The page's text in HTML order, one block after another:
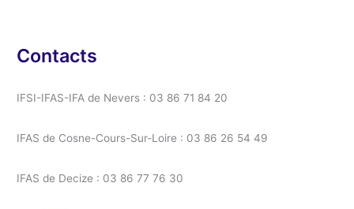
Contacts
IFSI-IFAS-IFA de Nevers : 03 86 71 84 20
IFAS de Cosne-Cours-Sur-Loire : 03 86 26 54 49
IFAS de Decize : 03 86 77 76 30